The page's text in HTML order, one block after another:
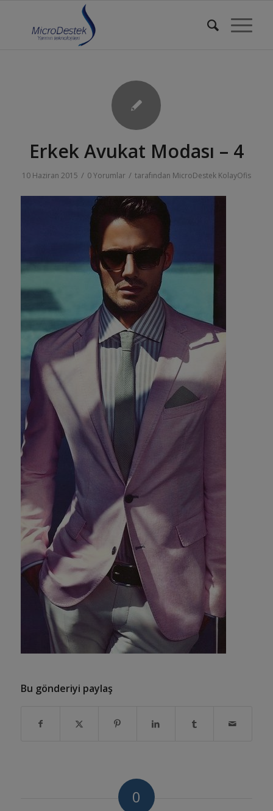
Erkek Avukat Modası – 4
10 Haziran 2015 / 0 Yorumlar / tarafından MicroDestek KolayOfis
Bu gönderiyi paylaş
0